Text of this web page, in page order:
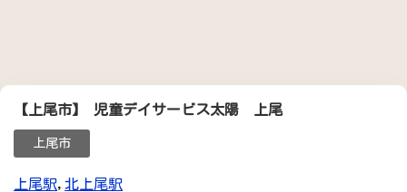
【上尾市】 児童デイサービス太陽 上尾
上尾市
上尾駅, 北上尾駅